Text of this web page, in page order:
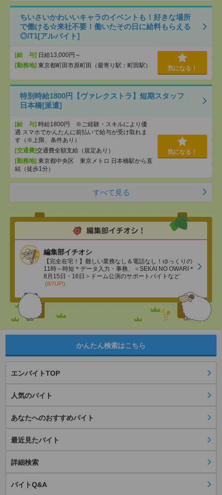
ちいさいかわいいキャラのイベントも！好きな場所
で働ける☆来社不要！働いたその日に給料もらえる
◎/T1[アルバイト]
[給 与] 日給13,000円～
[勤務地] 東京都町田市原町田（最寄り駅：町田駅） 気になる！
特別時給1800円【ヴァレクストラ】短期スタッフ
日本橋[派遣]
[給 与] 時給1800円 ※ご経験・スキルにより優
遇 スマホでかんたんに前払いで給与が受け取れま
す（※上限、条件あり）
[交通費]交通費全額支給（規定あり）
[勤務地] 東京都中央区 東京メトロ 日本橋駅から直
結（徒歩1分）
気になる！
すべて見る
編集部イチオシ
【完全在宅！】難しい業務なし＆電話なし！ゆっくりの
11時～時短＊データ入力・事務、＜SEKAI NO OWARI＊
8月15日・16日＞ドーム公演のサポートバイトなど
(8/7UP!)
かんたん検索はこちら
エンバイトTOP
人気のバイト
あなたへのおすすめバイト
最近見たバイト
詳細検索
バイトQ&A